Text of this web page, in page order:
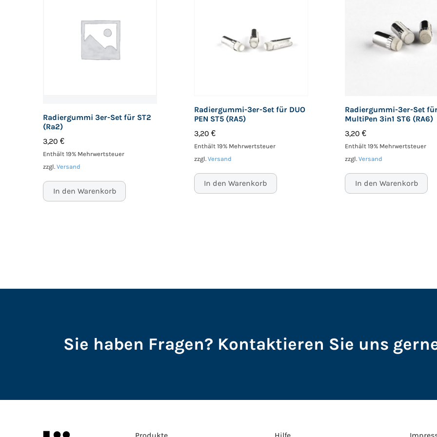
Radiergummi 3er-Set für ST2
(Ra2)
3,20 €
Enthält 19% Mehrwertsteuer
zzgl. Versand
In den Warenkorb
Radiergummi-3er-Set für DUO
PEN ST5 (RA5)
3,20 €
Enthält 19% Mehrwertsteuer
zzgl. Versand
In den Warenkorb
Radiergummi-3er-Set
MultiPen 3in1 ST6 (RA6)
3,20€
Enthält 19% Mehrwertsteuer
zzgl.Versand
In den Warenkorb
Sie haben Fragen? Kontaktieren Sie uns